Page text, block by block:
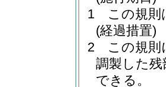
1
この規則
(経過措置)
2
この規則
調製した
できる。